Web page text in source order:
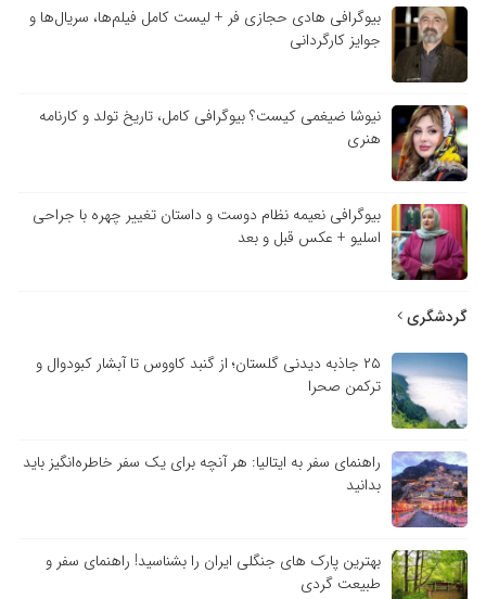
بیوگرافی هادی حجازی فر + لیست کامل فیلم‌ها، سریال‌ها و
جوایز کارگردانی
نیوشا ضیغمی کیست؟ بیوگرافی کامل، تاریخ تولد و کارنامه
هنری
بیوگرافی نعیمه نظام دوست و داستان تغییر چهره با جراحی
اسلیو + عکس قبل و بعد
گردشگری
۲۵ جاذبه دیدنی گلستان؛ از گنبد کاووس تا آبشار کبودوال و
ترکمن صحرا
راهنمای سفر به ایتالیا: هر آنچه برای یک سفر خاطره‌انگیز باید
بدانید
بهترین پارک های جنگلی ایران را بشناسید! راهنمای سفر و
طبیعت گردی